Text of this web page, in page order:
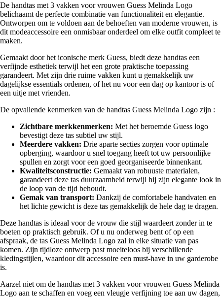
De handtas met 3 vakken voor vrouwen Guess Melinda Logo
belichaamt de perfecte combinatie van functionaliteit en elegantie.
Ontworpen om te voldoen aan de behoeften van moderne vrouwen, is
dit modeaccessoire een onmisbaar onderdeel om elke outfit compleet te
maken.
Gemaakt door het iconische merk Guess, biedt deze handtas een
verfijnde esthetiek terwijl het een grote praktische toepassing
garandeert. Met zijn drie ruime vakken kunt u gemakkelijk uw
dagelijkse essentials ordenen, of het nu voor een dag op kantoor is of
een uitje met vrienden.
De opvallende kenmerken van de handtas Guess Melinda Logo zijn :
Zichtbare merkkenmerken: Met het beroemde Guess logo
bevestigt deze tas subtiel uw stijl.
Meerdere vakken: Drie aparte secties zorgen voor optimale
opberging, waardoor u snel toegang heeft tot uw persoonlijke
spullen en zorgt voor een goed georganiseerde binnenkant.
Kwaliteitsconstructie: Gemaakt van robuuste materialen,
garandeert deze tas duurzaamheid terwijl hij zijn elegante look in
de loop van de tijd behoudt.
Gemak van transport: Dankzij de comfortabele handvaten en
het lichte gewicht is deze tas gemakkelijk de hele dag te dragen.
Deze handtas is ideaal voor de vrouw die stijl waardeert zonder in te
boeten op praktisch gebruik. Of u nu onderweg bent of op een
afspraak, de tas Guess Melinda Logo zal in elke situatie van pas
komen. Zijn tijdloze ontwerp past moeiteloos bij verschillende
kledingstijlen, waardoor dit accessoire een must-have in uw garderobe
is.
Aarzel niet om de handtas met 3 vakken voor vrouwen Guess Melinda
Logo aan te schaffen en voeg een vleugje verfijning toe aan uw dagen,